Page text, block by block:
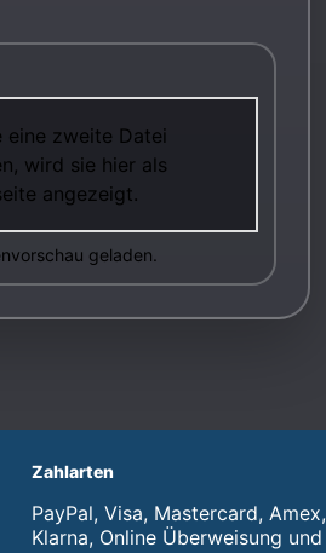
eine zweite Datei
wird sie hier als
angezeigt.
geladen.
Zahlarten
PayPal, Visa, Mastercard, Amex,
Klarna, Online Überweisung und